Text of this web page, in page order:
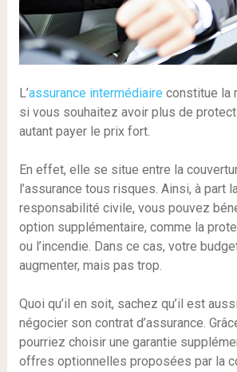
L’assurance intermédiaire constitue la
si vous souhaitez avoir plus de
autant payer le prix fort.
En effet, elle se situe entre la
l’assurance tous risques. Ainsi, à part
responsabilité civile, vous pouvez
option supplémentaire, comme la
ou l’incendie. Dans ce cas, votre
augmenter, mais pas trop.
Quoi qu’il en soit, sachez qu’il est
négocier son contrat d’assurance.
pourriez choisir une garantie
offres optionnelles proposées par la